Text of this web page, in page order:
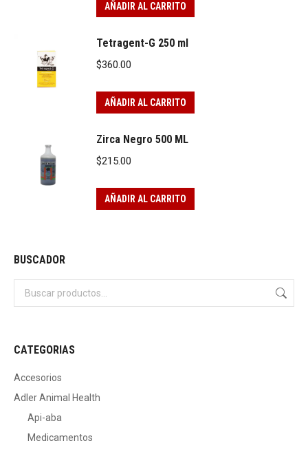
AÑADIR AL CARRITO
Tetragent-G 250 ml
$360.00
AÑADIR AL CARRITO
Zirca Negro 500 ML
$215.00
AÑADIR AL CARRITO
BUSCADOR
CATEGORIAS
Accesorios
Adler Animal Health
Api-aba
Medicamentos